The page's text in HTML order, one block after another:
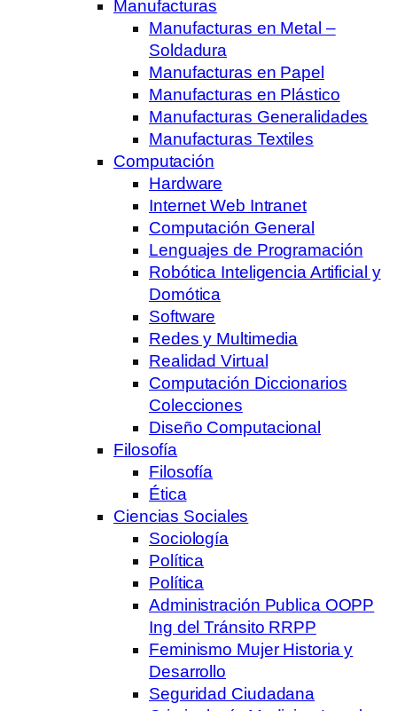
Manufacturas
Manufacturas en Metal –
Soldadura
Manufacturas en Papel
Manufacturas en Plástico
Manufacturas Generalidades
Manufacturas Textiles
Computación
Hardware
Internet Web Intranet
Computación General
Lenguajes de Programación
Robótica Inteligencia Artificial y
Domótica
Software
Redes y Multimedia
Realidad Virtual
Computación Diccionarios
Colecciones
Diseño Computacional
Filosofía
Filosofía
Ética
Ciencias Sociales
Sociología
Política
Política
Administración Publica OOPP
Ing del Tránsito RRPP
Feminismo Mujer Historia y
Desarrollo
Seguridad Ciudadana